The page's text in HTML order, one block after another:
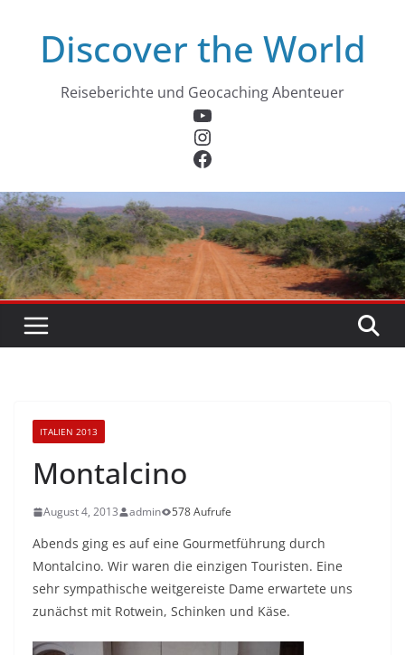
springenDiscover the World
Reiseberichte und Geocaching Abenteuer
YouTube
Instagram
Facebook
ITALIEN 2013
Montalcino
August 4, 2013 admin 578 Aufrufe
Abends ging es auf eine Gourmetführung durch
Montalcino. Wir waren die einzigen Touristen. Eine
sehr sympathische weitgereiste Dame erwartete uns
zunächst mit Rotwein, Schinken und Käse.